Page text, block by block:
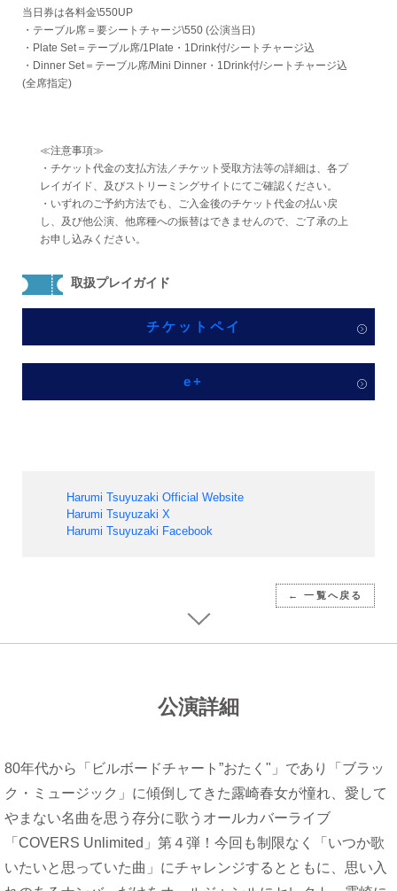
当日券は各料金\550UP
・テーブル席＝要シートチャージ\550 (公演当日)
・Plate Set＝テーブル席/1Plate・1Drink付/シートチャージ込
・Dinner Set＝テーブル席/Mini Dinner・1Drink付/シートチャージ込
(全席指定)
≪注意事項≫
・チケット代金の支払方法／チケット受取方法等の詳細は、各プ
レイガイド、及びストリーミングサイトにてご確認ください。
・いずれのご予約方法でも、ご入金後のチケット代金の払い戻
し、及び他公演、他席種への振替はできませんので、ご了承の上
お申し込みください。
取扱プレイガイド
チケットペイ
e+
Harumi Tsuyuzaki Official Website
Harumi Tsuyuzaki X
Harumi Tsuyuzaki Facebook
← 一覧へ戻る
公演詳細
80年代から「ビルボードチャート”おたく"」であり「ブラッ
ク・ミュージック」に傾倒してきた露崎春女が憧れ、愛して
やまない名曲を思う存分に歌うオールカバーライブ
「COVERS Unlimited」第４弾！今回も制限なく「いつか歌
いたいと思っていた曲」にチャレンジするとともに、思い入